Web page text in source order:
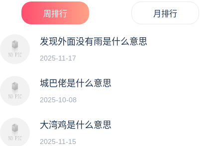
周排行 月排行
发现外面没有雨是什么意思
2025-11-17
城巴佬是什么意思
2025-10-08
大湾鸡是什么意思
2025-11-15